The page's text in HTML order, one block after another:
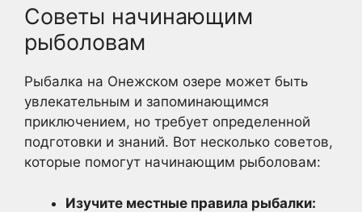
Советы начинающим
рыболовам
Рыбалка на Онежском озере может быть
увлекательным и запоминающимся
приключением, но требует определенной
подготовки и знаний. Вот несколько советов,
которые помогут начинающим рыболовам:
Изучите местные правила рыбалки: